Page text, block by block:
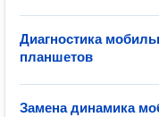
Диагностика
планшетов
Замена динамика